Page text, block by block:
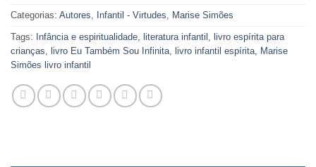
Categorias: Autores Infantil - Virtudes Marise Simões
Tags: Infância e espiritualidade literatura infantil livro espírita para
crianças livro Eu Também Sou Infinita livro infantil espírita Marise
Simões livro infantil